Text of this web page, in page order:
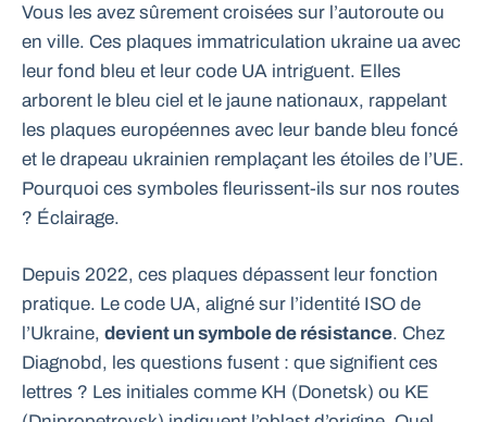
Vous les avez sûrement croisées sur l’autoroute ou
en ville. Ces plaques immatriculation ukraine ua avec
leur fond bleu et leur code UA intriguent. Elles
arborent le bleu ciel et le jaune nationaux, rappelant
les plaques européennes avec leur bande bleu foncé
et le drapeau ukrainien remplaçant les étoiles de l’UE.
Pourquoi ces symboles fleurissent-ils sur nos routes
? Éclairage.
Depuis 2022, ces plaques dépassent leur fonction
pratique. Le code UA, aligné sur l’identité ISO de
l’Ukraine, devient un symbole de résistance. Chez
Diagnobd, les questions fusent : que signifient ces
lettres ? Les initiales comme KH (Donetsk) ou KE